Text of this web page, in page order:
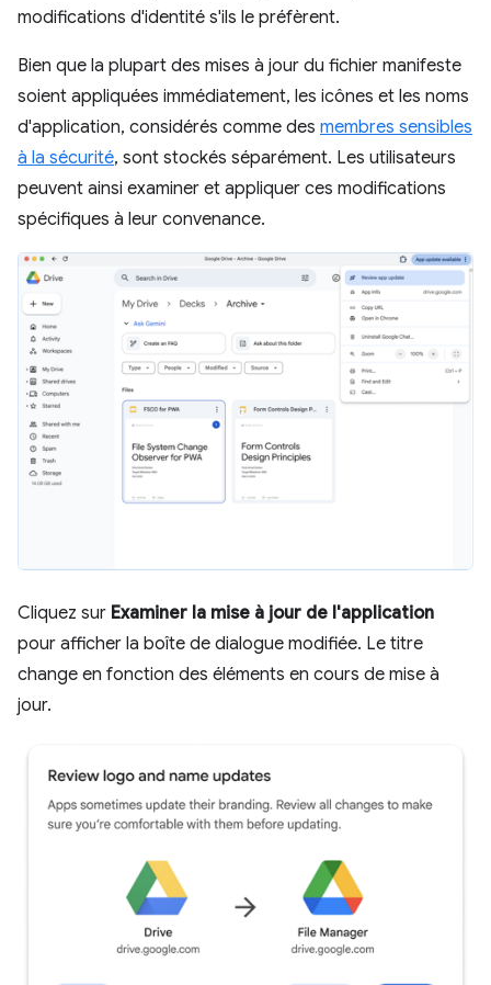
modifications d'identité s'ils le préfèrent.
Bien que la plupart des mises à jour du fichier manifeste
soient appliquées immédiatement, les icônes et les noms
d'application, considérés comme des membres sensibles
à la sécurité, sont stockés séparément. Les utilisateurs
peuvent ainsi examiner et appliquer ces modifications
spécifiques à leur convenance.
Cliquez sur Examiner la mise à jour de l'application
pour afficher la boîte de dialogue modifiée. Le titre
change en fonction des éléments en cours de mise à
jour.